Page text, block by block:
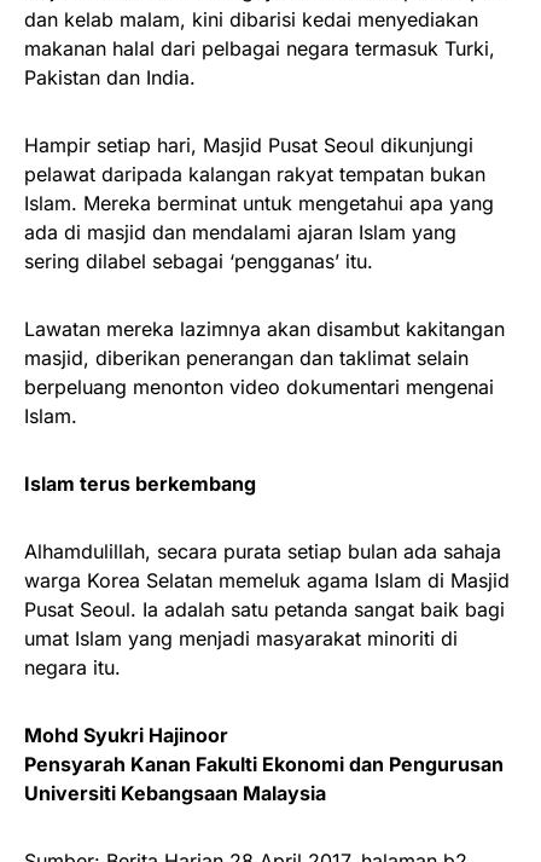
dan kelab malam, kini dibarisi kedai menyediakan
makanan halal dari pelbagai negara termasuk Turki,
Pakistan dan India.
Hampir setiap hari, Masjid Pusat Seoul dikunjungi
pelawat daripada kalangan rakyat tempatan bukan
Islam. Mereka berminat untuk mengetahui apa yang
ada di masjid dan mendalami ajaran Islam yang
sering dilabel sebagai ‘pengganas’ itu.
Lawatan mereka lazimnya akan disambut kakitangan
masjid, diberikan penerangan dan taklimat selain
berpeluang menonton video dokumentari mengenai
Islam.
Islam terus berkembang
Alhamdulillah, secara purata setiap bulan ada sahaja
warga Korea Selatan memeluk agama Islam di Masjid
Pusat Seoul. Ia adalah satu petanda sangat baik bagi
umat Islam yang menjadi masyarakat minoriti di
negara itu.
Mohd Syukri Hajinoor
Pensyarah Kanan Fakulti Ekonomi dan Pengurusan
Universiti Kebangsaan Malaysia